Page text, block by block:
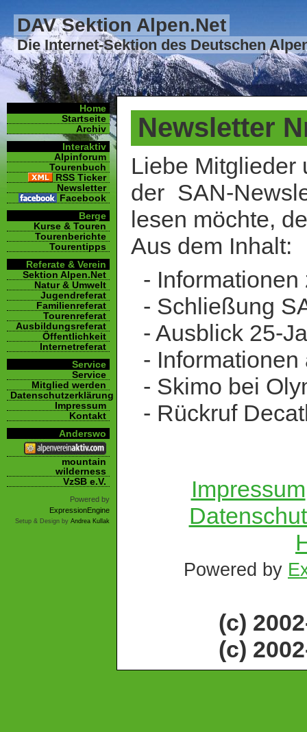
DAV Sektion Alpen.Net
Die Internet-Sektion des Deutschen
Newsletter
Liebe Mitglieder
der SAN-
lesen möchte,
Aus dem Inhalt:
-
- Schließung
- Ausblick 25-
-
- Skimo bei
- Rückruf
Impressum
Powered by
(c)
(c)
Home
Startseite
Archiv
Interaktiv
Alpinforum
Tourenbuch
RSS Ticker
Newsletter
Facebook
Berge
Kurse & Touren
Tourenberichte
Tourentipps
Referate & Verein
Sektion Alpen.Net
Natur & Umwelt
Jugendreferat
Familienreferat
Tourenreferat
Ausbildungsreferat
Öffentlichkeit
Internetreferat
Service
Service
Mitglied werden
Datenschutzerklärung
Impressum
Kontakt
Anderswo
mountain
wilderness
VzSB e.V.
Powered by
ExpressionEngine
Setup & Design by Andrea Kullak